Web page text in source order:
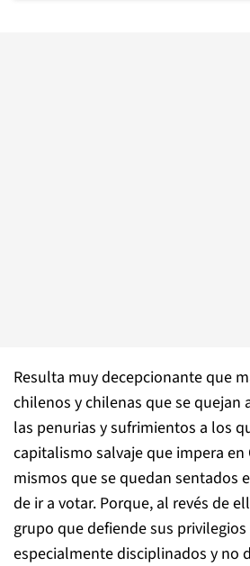
Resulta muy decepcionante que
chilenos y chilenas que se quejan
las penurias y sufrimientos a los
capitalismo salvaje que impera en
mismos que se quedan sentados
de ir a votar. Porque, al revés de
grupo que defiende sus
especialmente disciplinados y no